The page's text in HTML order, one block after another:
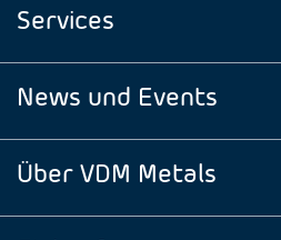
Services
News und Events
Über VDM Metals